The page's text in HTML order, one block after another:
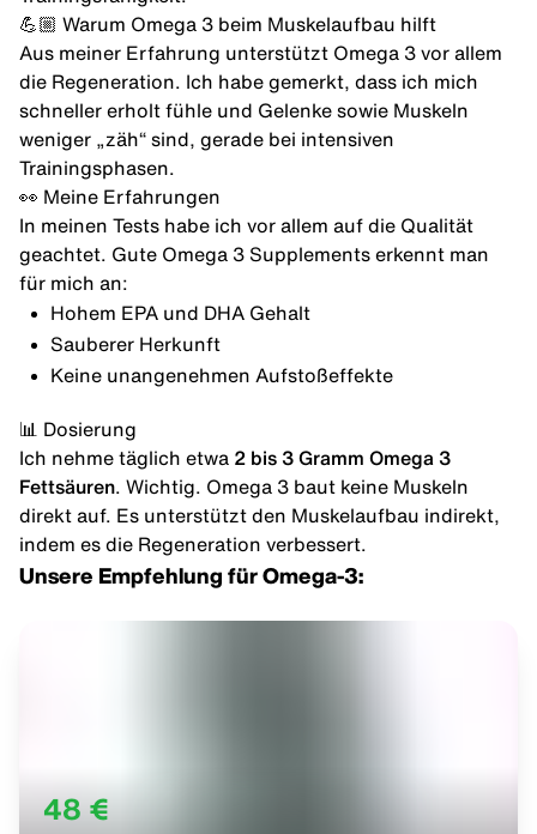
💪🏼 Warum Omega 3 beim Muskelaufbau hilft
Aus meiner Erfahrung unterstützt Omega 3 vor allem
die Regeneration. Ich habe gemerkt, dass ich mich
schneller erholt fühle und Gelenke sowie Muskeln
weniger „zäh“ sind, gerade bei intensiven
Trainingsphasen.
👀 Meine Erfahrungen
In meinen Tests habe ich vor allem auf die Qualität
geachtet. Gute Omega 3 Supplements erkennt man
für mich an:
Hohem EPA und DHA Gehalt
Sauberer Herkunft
Keine unangenehmen Aufstoßeffekte
📊 Dosierung
Ich nehme täglich etwa 2 bis 3 Gramm Omega 3
Fettsäuren . Wichtig. Omega 3 baut keine Muskeln
direkt auf. Es unterstützt den Muskelaufbau indirekt,
indem es die Regeneration verbessert.
Unsere Empfehlung für Omega-3:
48 €